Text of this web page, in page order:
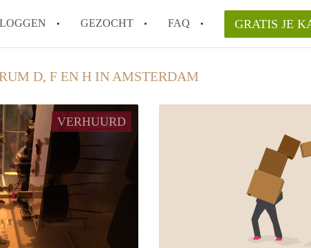
GEZOCHT FAQ
Wat is het puntensysteem voor een onzelfstandige woonruimte
Wat zijn de opzegtermijnen bij een kamer in Amsterdam?
Wat zijn de populairste zoektermen voor een kamer in Amsterdam
betekent dit voor jou als zoeker?
Wat is een studentenkamer in Amsterdam?
Waarom geen bemiddelingskosten voor de huurder?
Alle veelgestelde vragen
GRATIS JE
D, F EN H IN AMSTERDAM
VERHUURD